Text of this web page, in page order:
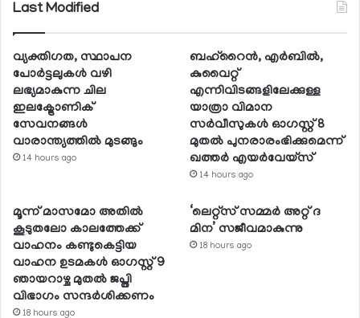
Last Modified
വ്യക്തിഗത, സ്ഥാപന
പോര്‍ട്ടലുകള്‍ വഴി
ലഭ്യമാകുന്ന ചില
ഇലക്ട്രോണിക്
സേവനങ്ങള്‍
വാരാന്ത്യത്തില്‍ മുടങ്ങും
14 hours ago
ബഹ്റൈന്‍, എര്‍ബില്‍,
കുവൈറ്റ്
എന്നിവിടങ്ങളിലേക്കുള്ള
യാത്രാ വിമാന
സര്‍വീസുകള്‍ ഓഗസ്റ്റ് 8
മുതല്‍ പുനരാരംഭിക്കുമെന്ന്
ഖത്തര്‍ എയര്‍വേയ്സ്
14 hours ago
മൂന്ന് മാസമോ അതില്‍
കൂടുതലോ കാലത്തേക്ക്
വാഹനം കണ്ടുകെട്ടിയ
വാഹന ഉടമകള്‍ ഓഗസ്റ്റ് 9
ഞായറാഴ്ച മുതല്‍ ജപ്തി
വിഭാഗം സന്ദര്‍ശിക്കണം
18 hours ago
‘ലെറ്റ്‌സ് സമ്മര്‍ അറ്റ് ദ
മിന’ സജീവമാകുന്നു
18 hours ago